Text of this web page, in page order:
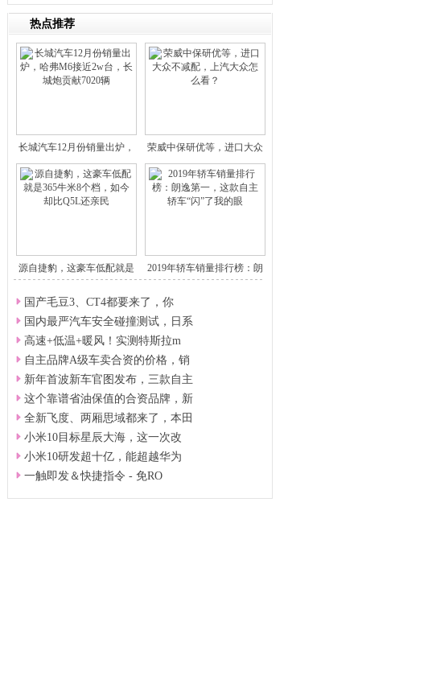
热点推荐
长城汽车12月份销量出炉，
哈弗
荣威中保研优等，进口大众
不减配
源自捷豹，这豪车低配就是
2019年轿车销量排行榜：朗
国产毛豆3、CT4都要来了，你
国内最严汽车安全碰撞测试，日系
高速+低温+暖风！实测特斯拉m
自主品牌A级车卖合资的价格，销
新年首波新车官图发布，三款自主
这个靠谱省油保值的合资品牌，新
全新飞度、两厢思域都来了，本田
小米10目标星辰大海，这一次改
小米10研发超十亿，能超越华为
一触即发＆快捷指令 - 免RO